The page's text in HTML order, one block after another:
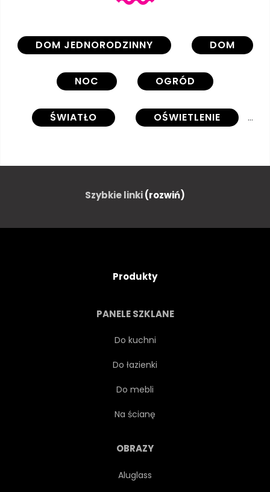
DOM JEDNORODZINNY DOM
NOC OGRÓD
ŚWIATŁO OŚWIETLENIE
KRAJOBRAZOWE
CIEMNY KOKSIAK
DOPROWADZIŁY
WYKONANY Z PREFABRYKATÓW
NEW HOUSE
Szybkie linki(rozwiń)
Produkty
PANELE SZKLANE
Do kuchni
Do łazienki
Do mebli
Na ścianę
OBRAZY
Aluglass